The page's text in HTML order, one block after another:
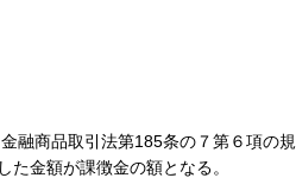
融商品取引法第185条の７第６項の規
金額が課徴金の額となる。